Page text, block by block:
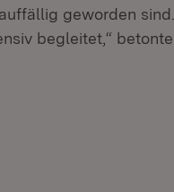
geworden
begleitet,“